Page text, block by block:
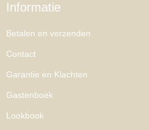
Informatie
Betalen en verzenden
Contact
Garantie en Klachten
Gastenboek
Lookbook